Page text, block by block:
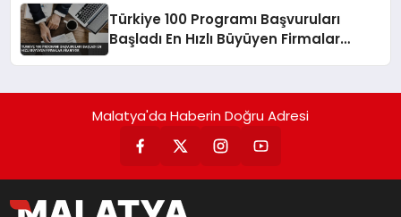
Türkiye 100 Programı Başvuruları
Başladı En Hızlı Büyüyen Firmalar
Malatya'da Haberin Doğru Adresi